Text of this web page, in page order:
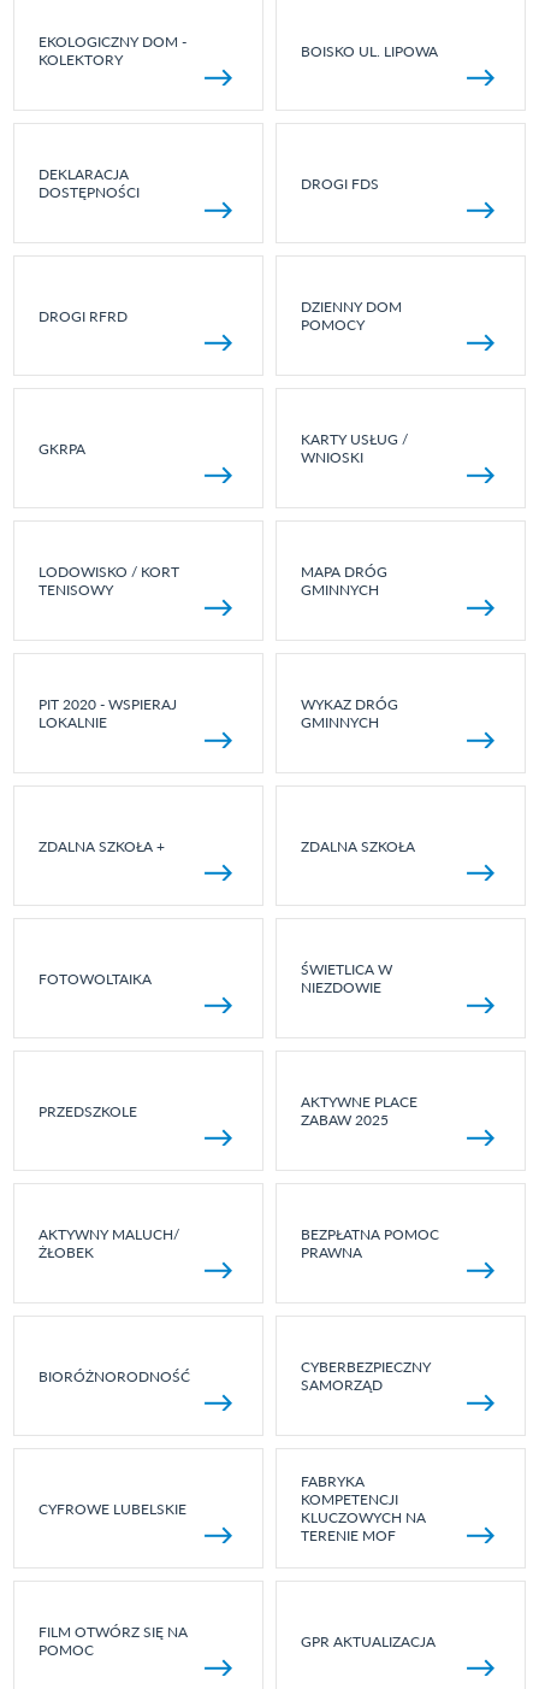
EKOLOGICZNY DOM -
KOLEKTORY
BOISKO UL. LIPOWA
DEKLARACJA
DOSTĘPNOŚCI
DROGI FDS
DROGI RFRD
DZIENNY DOM
POMOCY
GKRPA
KARTY USŁUG /
WNIOSKI
LODOWISKO / KORT
TENISOWY
MAPA DRÓG
GMINNYCH
PIT 2020 - WSPIERAJ
LOKALNIE
WYKAZ DRÓG
GMINNYCH
ZDALNA SZKOŁA + ZDALNA SZKOŁA
FOTOWOLTAIKA
ŚWIETLICA W
NIEZDOWIE
PRZEDSZKOLE
AKTYWNE PLACE
ZABAW 2025
AKTYWNY MALUCH/
ŻŁOBEK
BEZPŁATNA POMOC
PRAWNA
BIORÓŻNORODNOŚĆ
CYBERBEZPIECZNY
SAMORZĄD
CYFROWE LUBELSKIE
FABRYKA
KOMPETENCJI
KLUCZOWYCH NA
TERENIE MOF
FILM OTWÓRZ SIĘ NA
POMOC
GPR AKTUALIZACJA